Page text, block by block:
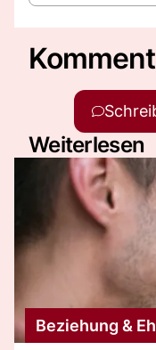
Weiterlesen
Beziehung &